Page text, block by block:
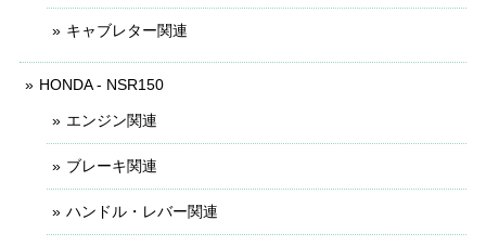
キャブレター関連
HONDA - NSR150
エンジン関連
ブレーキ関連
ハンドル・レバー関連